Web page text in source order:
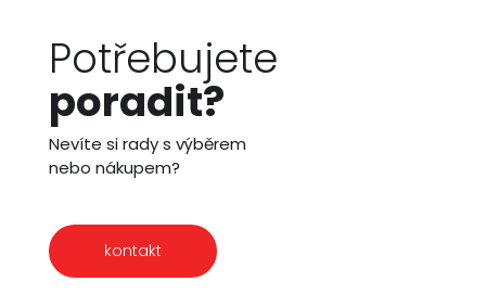
Potřebujete
poradit?
Nevíte si rady s výběrem
nebo nákupem?
kontakt